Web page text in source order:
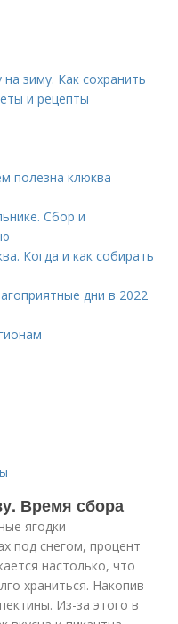
зиму. Как сохранить
и рецепты
полезна клюква —
Сбор и
Когда и как собирать
дни в 2022
Время сбора
ягодки
под снегом, процент
настолько, что
храниться. Накопив
Из-за этого в